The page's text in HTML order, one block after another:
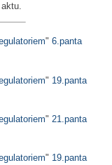
" 6.panta
" 19.panta
" 21.panta
" 19.panta